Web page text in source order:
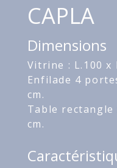
CAPLA
Dimensions
Vitrine : L.100 x
Enfilade 4
cm.
Table rectangle
cm.